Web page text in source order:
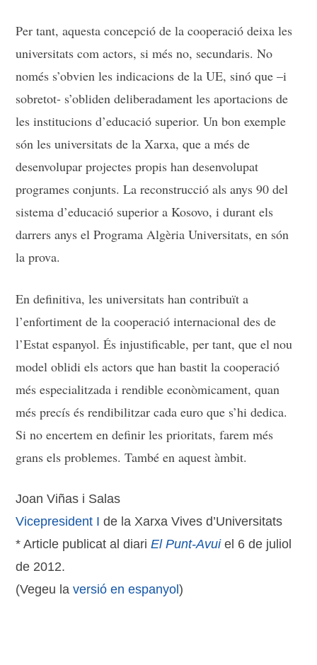
Per tant, aquesta concepció de la cooperació deixa les
universitats com actors, si més no, secundaris. No
només s’obvien les indicacions de la UE, sinó que –i
sobretot- s’obliden deliberadament les aportacions de
les institucions d’educació superior. Un bon exemple
són les universitats de la Xarxa, que a més de
desenvolupar projectes propis han desenvolupat
programes conjunts. La reconstrucció als anys 90 del
sistema d’educació superior a Kosovo, i durant els
darrers anys el Programa Algèria Universitats, en són
la prova.
En definitiva, les universitats han contribuït a
l’enfortiment de la cooperació internacional des de
l’Estat espanyol. És injustificable, per tant, que el nou
model oblidi els actors que han bastit la cooperació
més especialitzada i rendible econòmicament, quan
més precís és rendibilitzar cada euro que s’hi dedica.
Si no encertem en definir les prioritats, farem més
grans els problemes. També en aquest àmbit.
Joan Viñas i Salas
Vicepresident I de la Xarxa Vives d’Universitats
* Article publicat al diariEl Punt-Avuiel 6 de juliol
de 2012.
(Vegeu laversió en espanyol)